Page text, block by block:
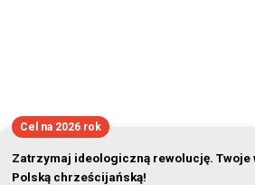
Cel na 2026 rok
Zatrzymaj ideologiczną rewolucję. Twoje
Polską chrześcijańską!